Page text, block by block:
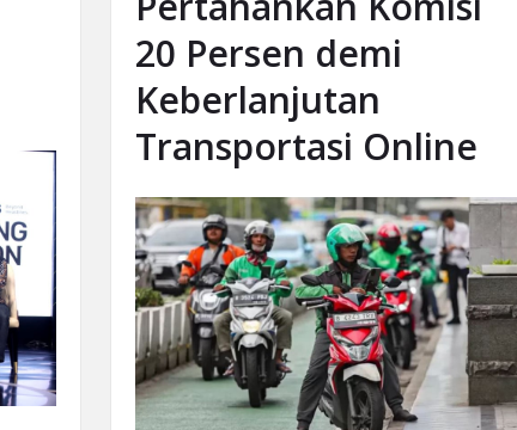
20 Persen demi
Keberlanjutan
Transportasi Online